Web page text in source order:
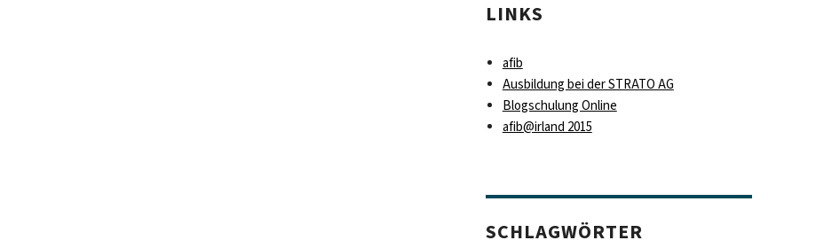
LINKS
afib
Ausbildung bei der STRATO AG
Blogschulung Online
afib@irland 2015
SCHLAGWÖRTER